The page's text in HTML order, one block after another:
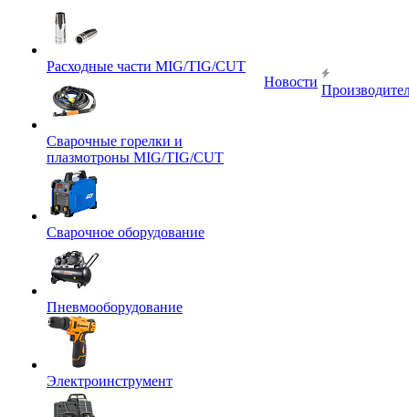
Расходные части MIG/TIG/CUT
Сварочные горелки и
плазмотроны MIG/TIG/CUT
Сварочное оборудование
Пневмооборудование
Электроинструмент
Новости